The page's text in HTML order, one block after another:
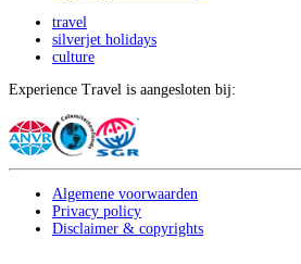
travel
silverjet holidays
culture
Experience Travel is aangesloten bij:
Algemene voorwaarden
Privacy policy
Disclaimer & copyrights